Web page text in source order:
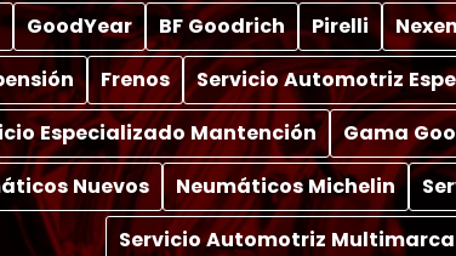
GoodYear BF Goodrich Pirelli
Frenos Servicio Automotriz
Especializado Mantención Gama
Nuevos
Neumáticos Michelin
Servicio Automotriz